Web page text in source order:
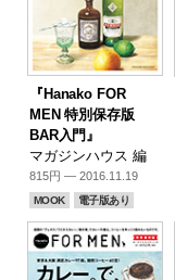
『Hanako FOR
MEN 特別保存版
BAR入門』
マガジンハウス 編
815円 — 2016.11.19
MOOK 電子版あり